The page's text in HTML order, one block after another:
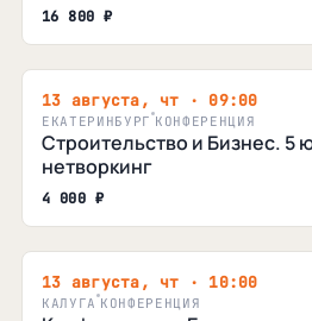
16 800 ₽
13 августа, чт · 09:00
ЕКАТЕРИНБУРГ КОНФЕРЕНЦИЯ
Строительство и Бизнес.
нетворкинг
4 000 ₽
13 августа, чт · 10:00
КАЛУГА КОНФЕРЕНЦИЯ